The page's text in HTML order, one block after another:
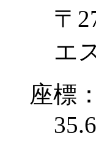
〒
エ
座標：